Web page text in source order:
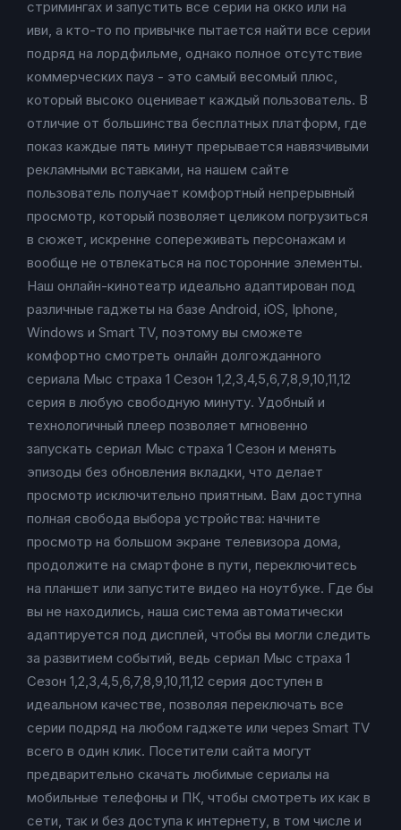
стримингах и запустить все серии на окко или на
иви, а кто-то по привычке пытается найти все серии
подряд на лордфильме, однако полное отсутствие
коммерческих пауз - это самый весомый плюс,
который высоко оценивает каждый пользователь. В
отличие от большинства бесплатных платформ, где
показ каждые пять минут прерывается навязчивыми
рекламными вставками, на нашем сайте
пользователь получает комфортный непрерывный
просмотр, который позволяет целиком погрузиться
в сюжет, искренне сопереживать персонажам и
вообще не отвлекаться на посторонние элементы.
Наш онлайн-кинотеатр идеально адаптирован под
различные гаджеты на базе Android, iOS, Iphone,
Windows и Smart TV, поэтому вы сможете
комфортно смотреть онлайн долгожданного
сериала Мыс страха 1 Сезон 1,2,3,4,5,6,7,8,9,10,11,12
серия в любую свободную минуту. Удобный и
технологичный плеер позволяет мгновенно
запускать сериал Мыс страха 1 Сезон и менять
эпизоды без обновления вкладки, что делает
просмотр исключительно приятным. Вам доступна
полная свобода выбора устройства: начните
просмотр на большом экране телевизора дома,
продолжите на смартфоне в пути, переключитесь
на планшет или запустите видео на ноутбуке. Где бы
вы не находились, наша система автоматически
адаптируется под дисплей, чтобы вы могли следить
за развитием событий, ведь сериал Мыс страха 1
Сезон 1,2,3,4,5,6,7,8,9,10,11,12 серия доступен в
идеальном качестве, позволяя переключать все
серии подряд на любом гаджете или через Smart TV
всего в один клик. Посетители сайта могут
предварительно скачать любимые сериалы на
мобильные телефоны и ПК, чтобы смотреть их как в
сети, так и без доступа к интернету, в том числе и